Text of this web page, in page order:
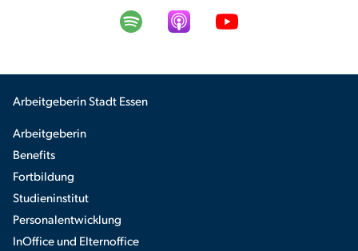
Arbeitgeberin Stadt Essen
Arbeitgeberin
Benefits
Fortbildung
Studieninstitut
Personalentwicklung
InOffice und Elternoffice